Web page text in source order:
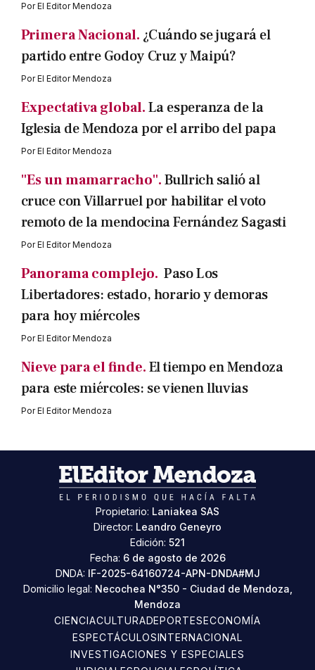
PorEl Editor Mendoza
Primera Nacional. ¿Cuándo se jugará el
partido entre Godoy Cruz y Maipú?
PorEl Editor Mendoza
Expectativa global.La esperanza de la
Iglesia de Mendoza por el arribo del papa
PorEl Editor Mendoza
"Es un mamarracho".Bullrich salió al
cruce con Villarruel por habilitar el voto
remoto de la mendocina Fernández Sagasti
PorEl Editor Mendoza
Panorama complejo. Paso Los
Libertadores: estado, horario y demoras
para hoy miércoles
PorEl Editor Mendoza
Nieve para el finde.El tiempo en Mendoza
para este miércoles: se vienen lluvias
PorEl Editor Mendoza
Propietario: Laniakea SAS
Director: Leandro Geneyro
Edición: 521
Fecha: 6 de agosto de 2026
DNDA: IF-2025-64160724-APN-DNDA#MJ
Domicilio legal: Necochea N°350 - Ciudad de Mendoza,
Mendoza
CIENCIACULTURADEPORTESECONOMÍA
ESPECTÁCULOSINTERNACIONAL
INVESTIGACIONES Y ESPECIALES